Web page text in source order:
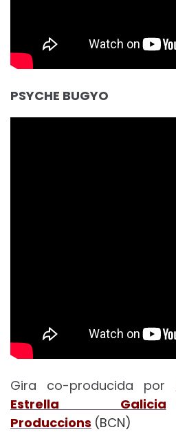
PSYCHE BUGYO
Gira co-producida por
Estrella Galicia
Produccions (BCN)